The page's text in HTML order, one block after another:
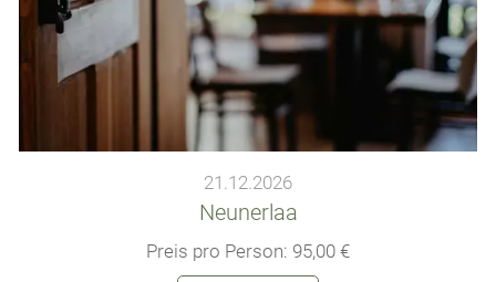
21.12.2026
Neunerlaa
Preis pro Person: 95,00 €